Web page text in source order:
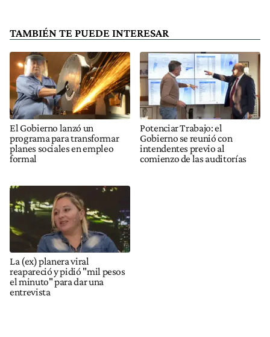
TAMBIÉN TE PUEDE INTERESAR
El Gobierno lanzó un
programa para transformar
planes sociales en empleo
formal
Potenciar Trabajo: el
Gobierno se reunió con
intendentes previo al
comienzo de las auditorías
La (ex) planera viral
reapareció y pidió "mil pesos
el minuto" para dar una
entrevista